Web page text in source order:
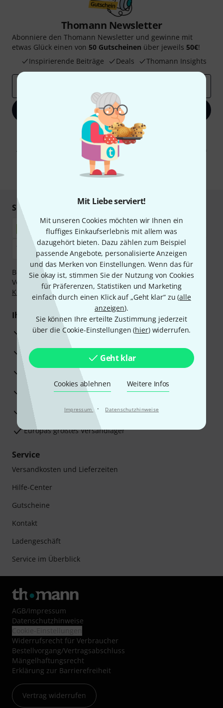
Mit Liebe serviert!
Mit unseren Cookies möchten wir Ihnen ein
fluffiges Einkaufserlebnis mit allem was
dazugehört bieten. Dazu zählen zum Beispiel
passende Angebote, personalisierte Anzeigen
und das Merken von Einstellungen. Wenn das für
Sie okay ist, stimmen Sie der Nutzung von Cookies
für Präferenzen, Statistiken und Marketing
einfach durch einen Klick auf „Geht klar“ zu (alle
anzeigen).
Sie können Ihre erteilte Zustimmung jederzeit
über die Cookie-Einstellungen (hier) widerrufen.
Geht klar
Cookies ablehnen Weitere Infos
Impressum · Datenschutzhinweise
Thomann Newsletter
Abonniere den Thomann Newsletter und gewinne mit
etwas Glück einen von 50 Gutscheinen über jeweils 50€!
Inspirierende Beiträge
Deals Thomann Insights
Jetzt anmelden
Mit Klick auf „Jetzt anmelden“ stimmen Sie dem Erhalt von E-Mail-
Werbung und einer Messung des E-Mail-Nutzungsverhaltens zu. Die
Abmeldung ist jederzeit möglich. Weitere Informationen finden Sie in
unseren
Datenschutzhinweisen
* Pflichtfeld
Sicher einkaufen & bezahlen
Bezahlen Sie vertraulich und sicher per Nachnahme,
Vorkasse, PayPal, Amazon Pay, Klarna Sofort bezahlen
Klarna Ratenzahlungoder Kreditkarte.
Ihre Vorteile
3 Jahre Thomann Garantie
30 Tage Money-Back-Garantie
Reparaturservice
Beratung durch Fachexperten
Zufriedenheitsgarantie
Europas größtes Versandlager
Service
Versandkosten und Lieferzeiten
Hilfe-Center
Gutscheine
Kontakt
Ladengeschäft
Service im Überblick
AGB/Impressum
Datenschutzhinweise
Widerrufsrecht für Verbraucher
Bestellvorgang/Vertragsabschluss
Mängelhaftungsrecht
Erklärung zur Barrierefreiheit
Vertrag widerrufen